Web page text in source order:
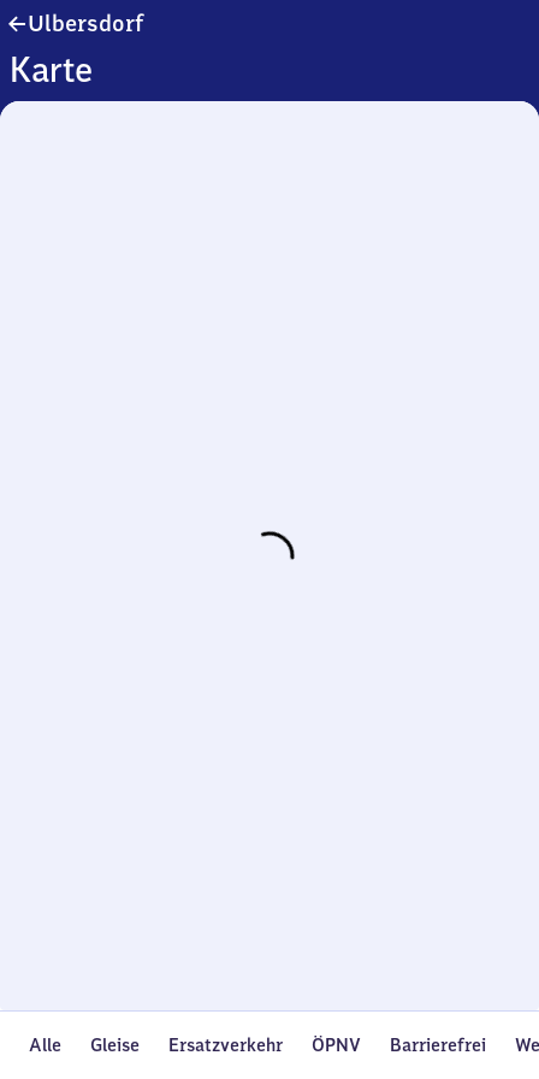
UlbersdorfUlbersdorf
Karte
Alle Gleise Ersatzverkehr ÖPNV Barrierefrei
Wird